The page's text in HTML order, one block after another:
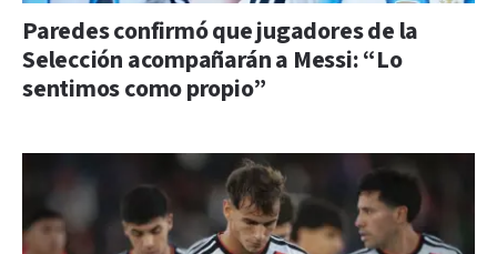
Paredes confirmó que jugadores de la
Selección acompañarán a Messi: “Lo
sentimos como propio”